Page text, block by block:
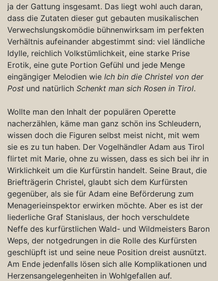
ja der Gattung insgesamt. Das liegt wohl auch daran,
dass die Zutaten dieser gut gebauten musikalischen
Verwechslungskomödie bühnenwirksam im perfekten
Verhältnis aufeinander abgestimmt sind: viel ländliche
Idylle, reichlich Volkstümlichkeit, eine starke Prise
Erotik, eine gute Portion Gefühl und jede Menge
eingängiger Melodien wie Ich bin die Christel von der
Post und natürlich Schenkt man sich Rosen in Tirol.
Wollte man den Inhalt der populären Operette
nacherzählen, käme man ganz schön ins Schleudern,
wissen doch die Figuren selbst meist nicht, mit wem
sie es zu tun haben. Der Vogelhändler Adam aus Tirol
flirtet mit Marie, ohne zu wissen, dass es sich bei ihr in
Wirklichkeit um die Kurfürstin handelt. Seine Braut, die
Briefträgerin Christel, glaubt sich dem Kurfürsten
gegenüber, als sie für Adam eine Beförderung zum
Menagerieinspektor erwirken möchte. Aber es ist der
liederliche Graf Stanislaus, der hoch verschuldete
Neffe des kurfürstlichen Wald- und Wildmeisters Baron
Weps, der notgedrungen in die Rolle des Kurfürsten
geschlüpft ist und seine neue Position dreist ausnützt.
Am Ende jedenfalls lösen sich alle Komplikationen und
Herzensangelegenheiten in Wohlgefallen auf.